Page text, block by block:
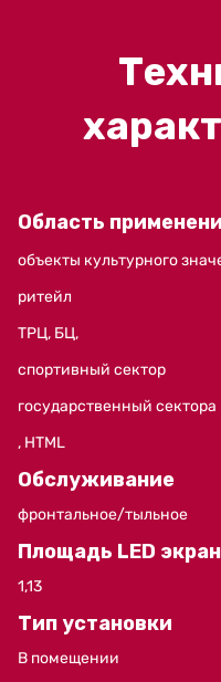
Область
объекты культурного
ритейл
ТРЦ, БЦ,
спортивный сектор
государственный секторa
, HTML
Обслуживание
фронтальное/тыльное
Площадь LED
1,13
Тип установки
В помещении